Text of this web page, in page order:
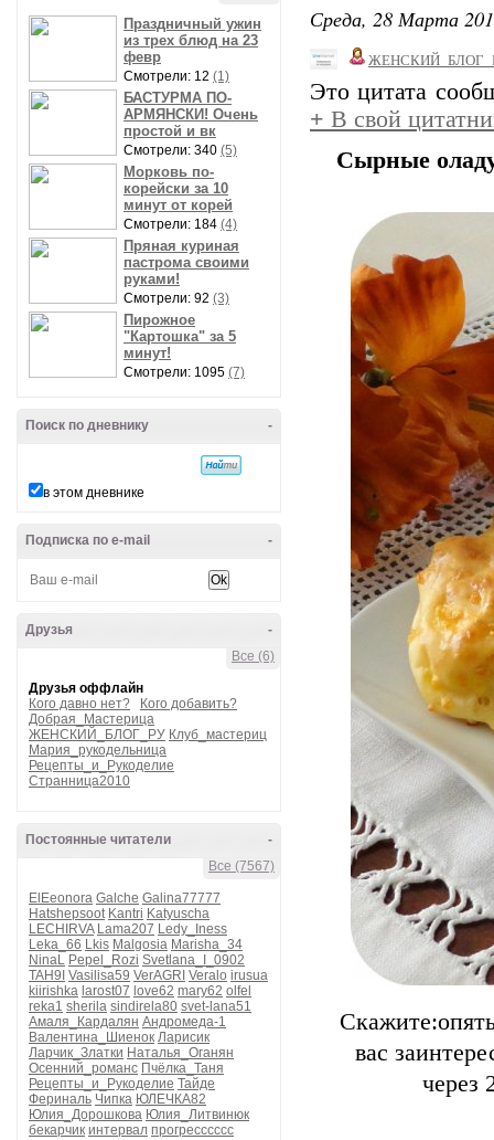
Праздничный ужин
из трех блюд на 23
февр
Смотрели: 12 (1)
БАСТУРМА ПО-
АРМЯНСКИ! Очень
простой и вк
Смотрели: 340 (5)
Морковь по-
корейски за 10
минут от корей
Смотрели: 184 (4)
Пряная куриная
пастрома своими
руками!
Смотрели: 92 (3)
Пирожное
"Картошка" за 5
минут!
Смотрели: 1095 (7)
-
Поиск по дневнику
в этом дневнике
-
Подписка по e-mail
-
Друзья
Все (6)
Друзья оффлайн
Кого давно нет?
Кого добавить?
Добрая_Мастерица
ЖЕНСКИЙ_БЛОГ_РУ Клуб_мастериц
Мария_рукодельница
Рецепты_и_Рукоделие
Странница2010
-
Постоянные читатели
Все (7567)
ElEeonora Galche Galina77777
Hatshepsoot Kantri Katyuscha
LECHIRVA Lama207 Ledy_Iness
Leka_66 Lkis Malgosia Marisha_34
NinaL Pepel_Rozi Svetlana_I_0902
TAH9I Vasilisa59 VerAGRI Veralo irusua
kiirishka larost07 love62 mary62 olfel
reka1 sherila sindirela80 svet-lana51
Амаля_Кардалян Андромеда-1
Валентина_Шиенок Ларисик
Ларчик_Златки Наталья_Оганян
Осенний_романс Пчёлка_Таня
Рецепты_и_Рукоделие Тайде
Фериналь Чипка ЮЛЕЧКА82
Юлия_Дорошкова Юлия_Литвинюк
бекарчик интервал прогресссссс
Среда, 28 Марта
Это цитата
+ В свой
Сырные
вас
через